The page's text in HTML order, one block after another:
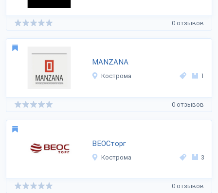
0 отзывов
MANZANA
Кострома 1
0 отзывов
ВЕОСторг
Кострома 3
0 отзывов